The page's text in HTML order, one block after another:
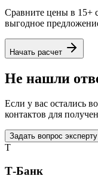
Сравните цены в 15+
выгодное
Начать расчет
Не нашли
Если у вас остались
контактов для
Задать вопрос эксперту
T
Т-Банк